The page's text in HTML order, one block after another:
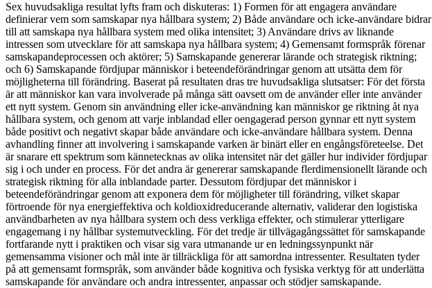
Sex huvudsakliga resultat lyfts fram och diskuteras: 1) Formen för att engagera användare
definierar vem som samskapar nya hållbara system; 2) Både användare och icke-användare bidrar
till att samskapa nya hållbara system med olika intensitet; 3) Användare drivs av liknande
intressen som utvecklare för att samskapa nya hållbara system; 4) Gemensamt formspråk förenar
samskapandeprocessen och aktörer; 5) Samskapande genererar lärande och strategisk riktning;
och 6) Samskapande fördjupar människor i beteendeförändringar genom att utsätta dem för
möjligheterna till förändring. Baserat på resultaten dras tre huvudsakliga slutsatser: För det första
är att människor kan vara involverade på många sätt oavsett om de använder eller inte använder
ett nytt system. Genom sin användning eller icke-användning kan människor ge riktning åt nya
hållbara system, och genom att varje inblandad eller oengagerad person gynnar ett nytt system
både positivt och negativt skapar både användare och icke-användare hållbara system. Denna
avhandling finner att involvering i samskapande varken är binärt eller en engångsföreteelse. Det
är snarare ett spektrum som kännetecknas av olika intensitet när det gäller hur individer fördjupar
sig i och under en process. För det andra är genererar samskapande flerdimensionellt lärande och
strategisk riktning för alla inblandade parter. Dessutom fördjupar det människor i
beteendeförändringar genom att exponera dem för möjligheter till förändring, vilket skapar
förtroende för nya energieffektiva och koldioxidreducerande alternativ, validerar den logistiska
användbarheten av nya hållbara system och dess verkliga effekter, och stimulerar ytterligare
engagemang i ny hållbar systemutveckling. För det tredje är tillvägagångssättet för samskapande
fortfarande nytt i praktiken och visar sig vara utmanande ur en ledningssynpunkt när
gemensamma visioner och mål inte är tillräckliga för att samordna intressenter. Resultaten tyder
på att gemensamt formspråk, som använder både kognitiva och fysiska verktyg för att underlätta
samskapande för användare och andra intressenter, anpassar och stödjer samskapande.